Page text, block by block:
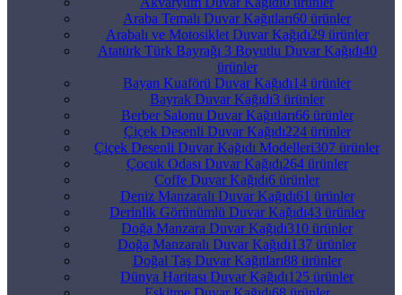
Araba Temalı Duvar Kağıtları60 ürünler
Arabalı ve Motosiklet Duvar Kağıdı29 ürünler
Atatürk Türk Bayrağı 3 Boyutlu Duvar Kağıdı40
ürünler
Bayan Kuaförü Duvar Kağıdı14 ürünler
Bayrak Duvar Kağıdı3 ürünler
Berber Salonu Duvar Kağıtları66 ürünler
Çiçek Desenli Duvar Kağıdı224 ürünler
Çiçek Desenli Duvar Kağıdı Modelleri307 ürünler
Çocuk Odası Duvar Kağıdı264 ürünler
Coffe Duvar Kağıdı6 ürünler
Deniz Manzaralı Duvar Kağıdı61 ürünler
Derinlik Görünümlü Duvar Kağıdı43 ürünler
Doğa Manzara Duvar Kağıdı310 ürünler
Doğa Manzaralı Duvar Kağıdı137 ürünler
Doğal Taş Duvar Kağıtları88 ürünler
Dünya Haritası Duvar Kağıdı125 ürünler